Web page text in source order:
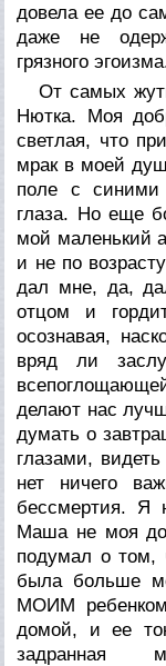
довела ее до
даже не
грязного
От самых
Нютка. Моя
светлая, что
мрак в моей
поле с синими
глаза. Но еще
мой маленький
и не по
дал мне, да,
отцом и
осознавая,
вряд ли
делают нас
думать о
глазами,
нет ничего
бессмертия. Я
Маша не моя
подумал о том,
была больше
МОИМ
домой, и ее
задранная